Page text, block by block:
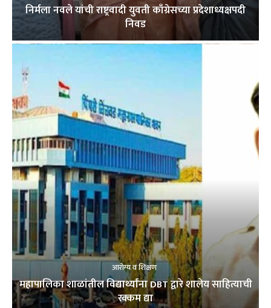
निर्मला नवले यांची राष्ट्रवादी युवती काँग्रेसच्या प्रदेशाध्यक्षपदी
निवड
आरोग्य व शिक्षण
महापालिका शाळांतील विद्यार्थ्यांना DBT द्वारे शालेय साहित्याची
रक्कम द्या